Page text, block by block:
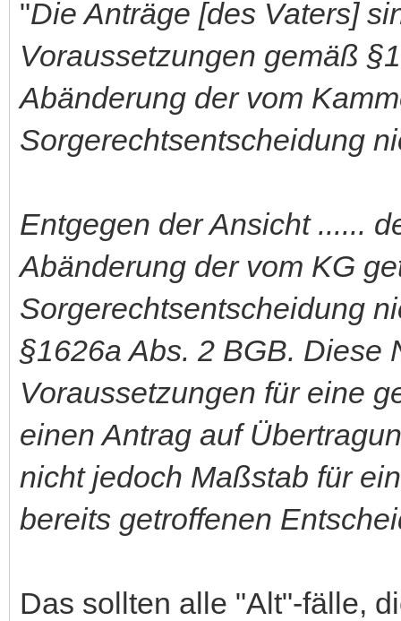
"Die Anträge [des Vaters]
Voraussetzungen gemäß
Abänderung der vom
Sorgerechtsentscheidung
Entgegen der Ansicht ......
Abänderung der vom KG
Sorgerechtsentscheidung
§1626a Abs. 2 BGB. Diese
Voraussetzungen für eine
einen Antrag auf
nicht jedoch Maßstab für
bereits getroffenen
Das sollten alle "Alt"-fälle,